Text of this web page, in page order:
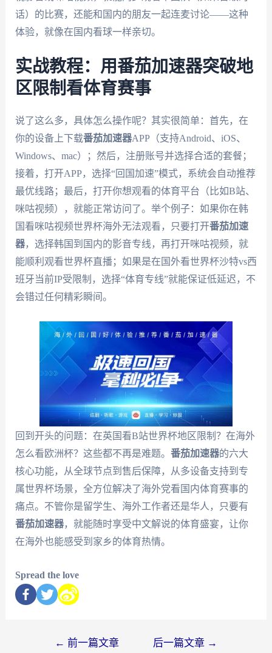
话）的比赛，还能和国内的朋友一起连麦讨论——这种
体验，就像在国内看球一样亲切。
实战教程：用番茄加速器突破地
区限制看体育赛事
说了这么多，具体怎么操作呢？其实很简单：首先，在
你的设备上下载番茄加速器APP（支持Android、iOS、
Windows、mac）；然后，注册账号并选择合适的套餐；
接着，打开APP，选择“回国加速”模式，系统会自动推荐
最优线路；最后，打开你想观看的体育平台（比如B站、
咪咕视频），就能正常访问了。举个例子：如果你在韩
国看咪咕视频世界杯海外无法观看，只要打开番茄加速
器，选择韩国到国内的影音专线，再打开咪咕视频，就
能顺利观看世界杯直播；如果是在国外看世界杯沙特vs西
班牙当前IP受限制，选择“体育专线”就能保证低延迟，不
会错过任何精彩瞬间。
回到开头的问题：在英国看B站世界杯地区限制？在海外
怎么看欧洲杯？这些都不再是难题。 番茄加速器的六大
核心功能，从全球节点到售后保障，从多设备支持到专
属世界杯场景，全方位解决了海外党看国内体育赛事的
痛点。不管你是留学生、海外工作者还是华人，只要有
番茄加速器，就能随时享受中文解说的体育盛宴，让你
在海外也能感受到家乡的体育热情。
Spread the love
← 前一篇文章 后一篇文章 →